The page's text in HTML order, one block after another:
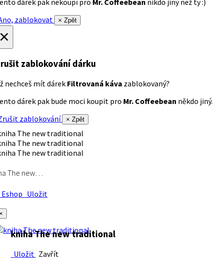
dárek pak nekoupí pro Mr. Coffeebean nikdo jiný než ty :)
zablokovat
× Zpět
zablokování dárku
nechceš mít dárek Filtrovaná káva zablokovaný?
dárek pak bude moci koupit pro Mr. Coffeebean někdo jiný.
zablokování
× Zpět
The new…
Uložit
kniha The new traditional
Uložit Zavřít